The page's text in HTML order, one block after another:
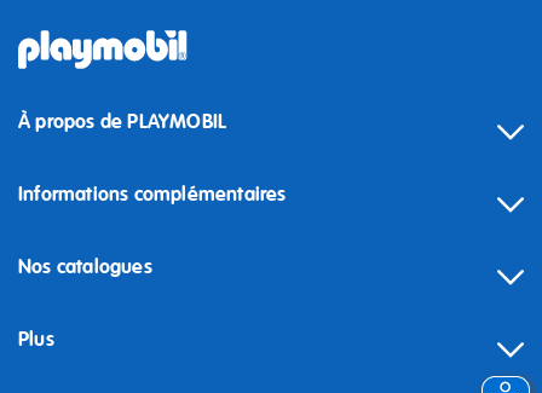
À propos de PLAYMOBIL
Informations complémentaires
Nos catalogues
Plus